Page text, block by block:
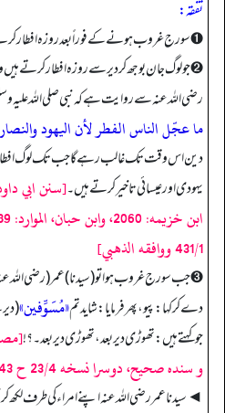
تفقه:
➊ سورج غروب ہونے کے فوراً بعد روزہ افطار
➋ جو لوگ جان بوجھ کر دیر سے روزہ افطار کرتے ہیں وہ
رضی اللہ عنہ سے روایت ہے کہ نبی صلی اللہ علیہ
ما عجّل الناس الفطر لأن الیھود
دین اس وقت تک غالب رہے گا جب تک لوگ
یہودی اور عیسائی تاخیر کرتے ہیں۔
431/1 ووافقه الذهبي]
➌ جب سورج غروب ہوا تو (سیدنا) عمر (رضی
دے کر کہا: پیو، پھر فرمایا: شاید تم«مُسَوِّفين»
جو کہتے ہیں: تھوڑی دیر بعد، تھوڑی دیر بعد۔؟!
و سنده صحيح، دوسرا نسخه 23/4 ح 9043]
◄ سیدنا عمر رضی اللہ عنہ اپنے امراء کی طرف لکھ